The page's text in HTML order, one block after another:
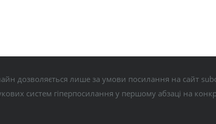
дозволяється лише за умови посилання на сайт
систем гіперпосилання у першому абзаці на